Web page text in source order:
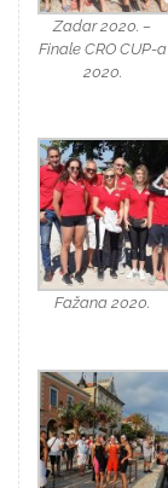
Zadar 2020. –
Finale CRO CUP-a
2020.
Fažana 2020.